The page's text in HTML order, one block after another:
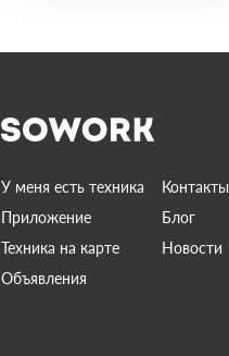
У меня есть техника
Контакты
Приложение
Блог
Техника на карте
Новости
Объявления